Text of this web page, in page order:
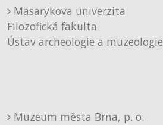
Masarykova univerzita
Filozofická fakulta
Ústav archeologie a muzeologie
Muzeum města Brna, p. o.